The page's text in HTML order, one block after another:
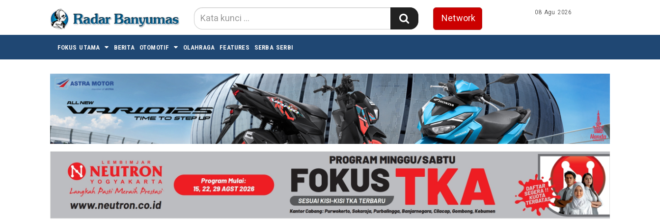
Network 08 Agu 2026
FOKUS UTAMA BERITA OTOMOTIF OLAHRAGA FEATURES SERBA SERBI